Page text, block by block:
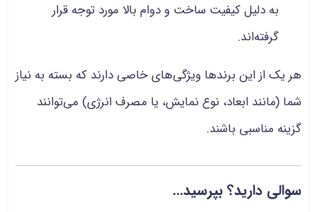
به دلیل کیفیت ساخت و دوام بالا مورد توجه قرار
گرفته‌اند.
هر یک از این برندها ویژگی‌های خاصی دارند که بسته به نیاز
شما (مانند ابعاد، نوع نمایش، یا مصرف انرژی) می‌توانند
گزینه مناسبی باشند.
سوالی دارید؟ بپرسید...